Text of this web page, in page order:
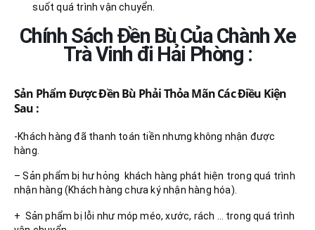
suốt quá trình vận chuyển.
Chính Sách Đền Bù Của Chành Xe
Trà Vinh đi Hải Phòng :
Sản Phẩm Được Đền Bù Phải Thỏa Mãn Các Điều Kiện
Sau :
-Khách hàng đã thanh toán tiền nhưng không nhận được
hàng.
– Sản phẩm bị hư hỏng khách hàng phát hiện trong quá trình
nhận hàng (Khách hàng chưa ký nhận hàng hóa).
+ Sản phẩm bị lỗi như móp méo, xước, rách … trong quá trình